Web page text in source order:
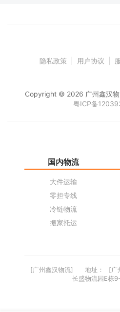
隐私政策 用户协议
Copyright © 2026 广州鑫汉
粤ICP备
国内物流
大件运输
零担专线
冷链物流
搬家托运
[广州鑫汉物流] 地址：
[广
长盛物流园E栋